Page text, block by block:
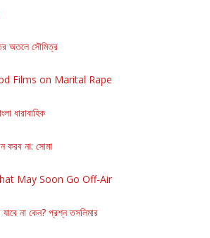
অতলে সৌমিত্র
Films on Marital Rape
ধারাবাহিক
করব না: সোমা
May Soon Go Off-Air
যাবে না কেন? প্রশ্ন তসলিমার